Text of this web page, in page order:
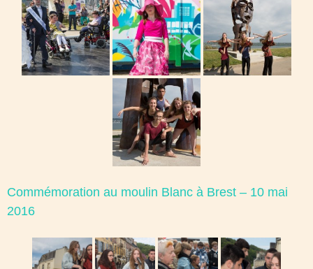
Commémoration au moulin Blanc à Brest – 10 mai
2016